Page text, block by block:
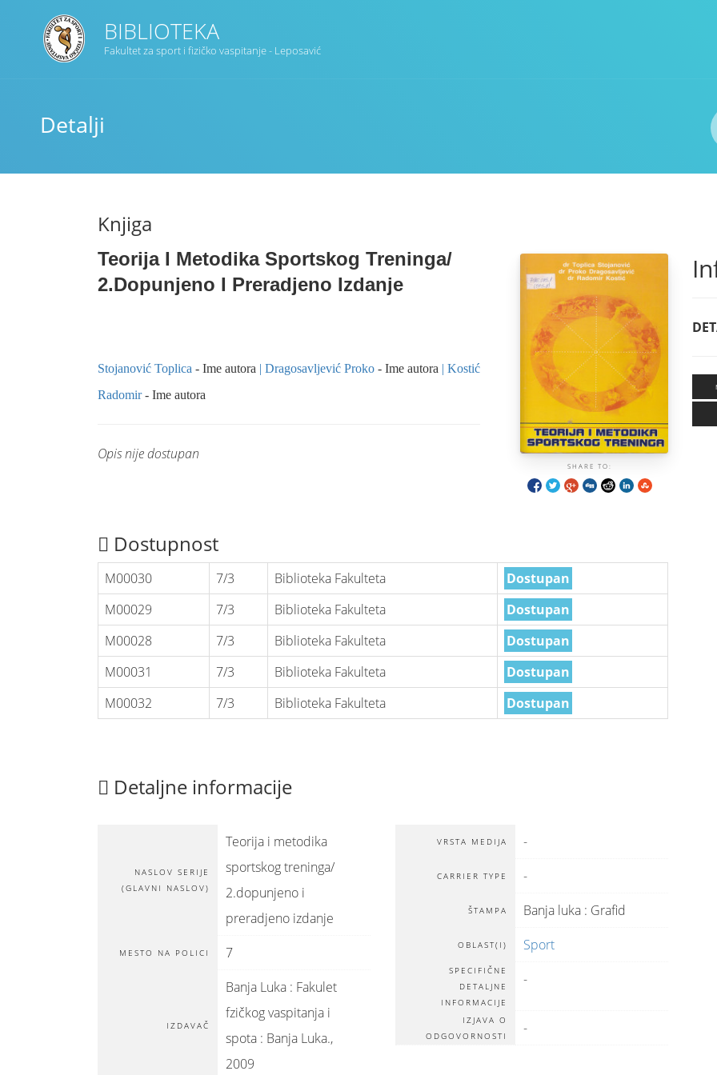
BIBLIOTEKA
Fakultet za sport i fizičko vaspitanje - Leposavić
Detalji
Knjiga
Teorija I Metodika Sportskog Treninga/
2.dopunjeno I Preradjeno Izdanje
SHARE TO:
Stojanović Toplica - Ime autora Dragosavljević Proko - Ime autora
Kostić
Radomir- Ime autora
Opis nije dostupan
Dostupnost
M00030 7/3 Biblioteka Fakulteta
Dostupan
M00029
7/3 Biblioteka Fakulteta
Dostupan
M00028
7/3 Biblioteka Fakulteta
Dostupan
M00031
7/3 Biblioteka Fakulteta
Dostupan
M00032
7/3 Biblioteka Fakulteta Dostupan
Detaljne informacije
NASLOV SERIJE
(GLAVNI NASLOV)
Teorija i metodika
sportskog treninga/
2.dopunjeno i
preradjeno izdanje
MESTO NA POLICI 7
IZDAVAČ
Banja Luka : Fakulet
fzičkog vaspitanja i
spota : Banja Luka.,
2009
VRSTA MEDIJA -
CARRIER TYPE -
ŠTAMPA Banja luka : Grafid
OBLAST(I) Sport
SPECIFIČNE
DETALЈNE
INFORMACIJE
-
IZJAVA O
ODGOVORNOSTI
-